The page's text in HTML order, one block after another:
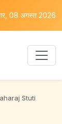
08 अगस्त 2026
Stuti